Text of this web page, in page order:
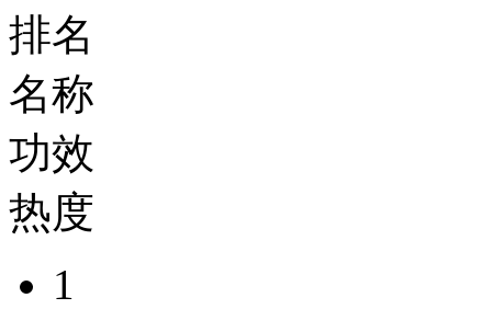
排名
名称
功效
热度
1